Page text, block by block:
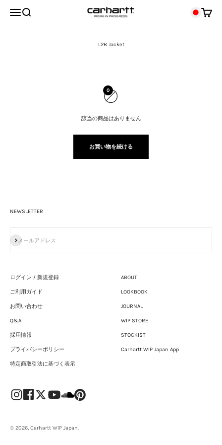
メニューを開く
検索する カート
0
該当の商品はありません
お買い物を続ける
NEWSLETTER
メールアドレス
登録
ログイン / 新規登録
ご利用ガイド
お問い合わせ
Q&A
採用情報
プライバシーポリシー
特定商取引法に基づく表示
ABOUT
LOOKBOOK
JOURNAL
WIP STORE
STOCKIST
Carhartt WIP Japan App
© 2026, Carhartt WIP Japan.